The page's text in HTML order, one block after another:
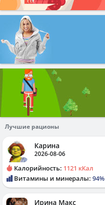
Лучшие рационы
Карина
2026-08-06
Калорийность: 1121 кКал
Витамины и минералы: 94%
Ирина Макс